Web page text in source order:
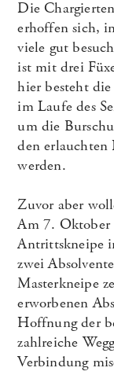
Die
erhoffen sich,
viele gut
ist mit drei
hier besteht
im Laufe des
um die
den erlauchten
werden.
Zuvor aber
Am 7.
Antrittskneipe
zwei
Masterkneipe
erworbenen
Hoffnung der
zahlreiche
Verbindung